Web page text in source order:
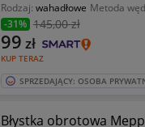
Rodzaj: wahadłowe Metoda
-31% 145,00 zł
KUP TERAZ
99 zł
SPRZEDAJĄCY: OSOBA
Błystka obrotowa